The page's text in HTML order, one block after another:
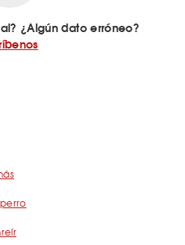
¿Algún dato erróneo?